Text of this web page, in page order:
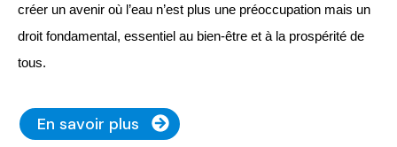
créer un avenir où l’eau n’est plus une préoccupation mais un
droit fondamental, essentiel au bien-être et à la prospérité de
tous.
En savoir plus